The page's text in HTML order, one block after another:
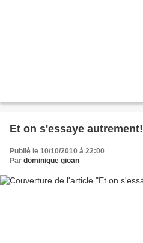
Et on s'essaye autrement!
Publié le 10/10/2010 à 22:00
Par dominique gioan